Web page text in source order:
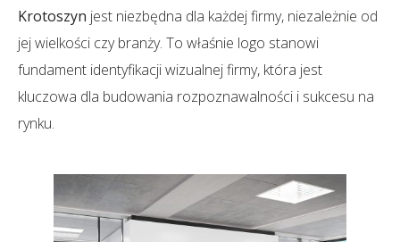
Krotoszyn jest niezbędna dla każdej firmy, niezależnie od
jej wielkości czy branży. To właśnie logo stanowi
fundament identyfikacji wizualnej firmy, która jest
kluczowa dla budowania rozpoznawalności i sukcesu na
rynku.